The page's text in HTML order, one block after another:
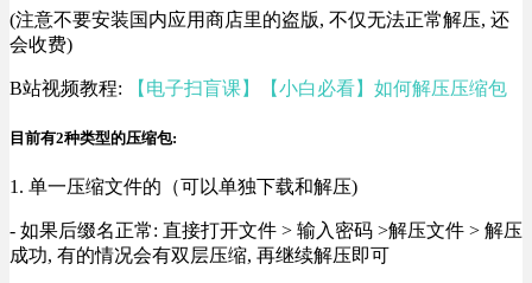
(注意不要安装国内应用商店里的盗版, 不仅无法正常解压, 还
会收费)
B站视频教程: 【电子扫盲课】【小白必看】如何解压压缩包
目前有2种类型的压缩包:
1. 单一压缩文件的（可以单独下载和解压)
- 如果后缀名正常: 直接打开文件 > 输入密码 >解压文件 > 解压
成功, 有的情况会有双层压缩, 再继续解压即可